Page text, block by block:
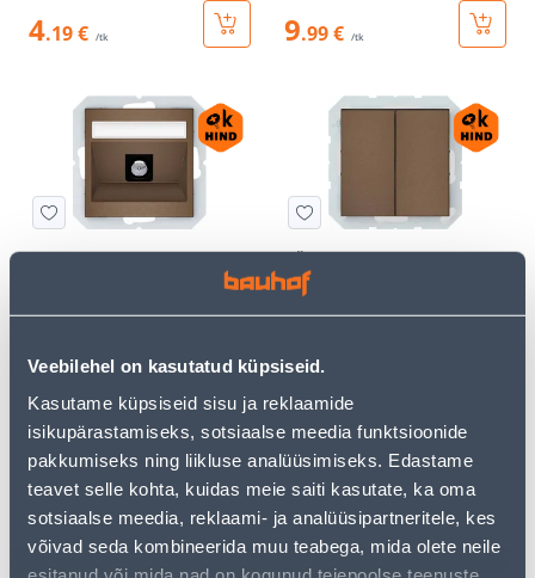
Veebilehel on kasutatud küpsiseid.
Kasutame küpsiseid sisu ja reklaamide
isikupärastamiseks, sotsiaalse meedia funktsioonide
pakkumiseks ning liikluse analüüsimiseks. Edastame
teavet selle kohta, kuidas meie saiti kasutate, ka oma
sotsiaalse meedia, reklaami- ja analüüsipartneritele, kes
võivad seda kombineerida muu teabega, mida olete neile
4.19 € /tk 9.99 € /tk
TV PESA VILMA QR MOCCA
4
LÜLITI 2-NE VILMA VK QR
MOCCA RAAMITA
5
KAMPAANIA
LIIKUMISANDUR SPECTOR
KAMPAANIA
LIIKUMISANDUR SPECTOR